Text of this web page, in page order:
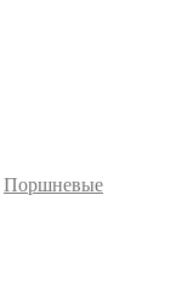
Поршневые